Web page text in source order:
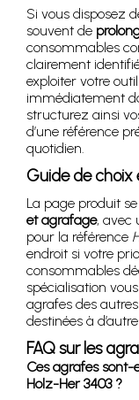
Si vous disposez
souvent de
consommables
clairement
exploiter votre
immédiatement
structurez ainsi
d’une référence
quotidien.
Guide de
La page produit
et agrafage, avec
pour la référence
endroit si votre
consommables
spécialisation
agrafes des
destinées à
FAQ sur les
Ces agrafes
Holz-Her 3403 ?